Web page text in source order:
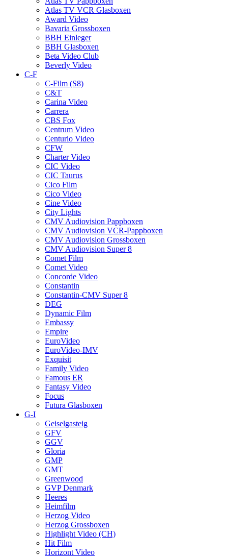
Atlas TV VCR Glasboxen
Award Video
Bavaria Grossboxen
BBH Einleger
BBH Glasboxen
Beta Video Club
Beverly Video
C-F
C-Film (S8)
C&T
Carina Video
Carrera
CBS Fox
Centrum Video
Centurio Video
CFW
Charter Video
CIC Video
CIC Taurus
Cico Film
Cico Video
Cine Video
City Lights
CMV Audiovision Pappboxen
CMV Audiovision VCR-Pappboxen
CMV Audiovision Grossboxen
CMV Audiovision Super 8
Comet Film
Comet Video
Concorde Video
Constantin
Constantin-CMV Super 8
DEG
Dynamic Film
Embassy
Empire
EuroVideo
EuroVideo-IMV
Exquisit
Family Video
Famous ER
Fantasy Video
Focus
Futura Glasboxen
G-I
Geiselgasteig
GFV
GGV
Gloria
GMP
GMT
Greenwood
GVP Denmark
Heeres
Heimfilm
Herzog Video
Herzog Grossboxen
Highlight Video (CH)
Hit Film
Horizont Video